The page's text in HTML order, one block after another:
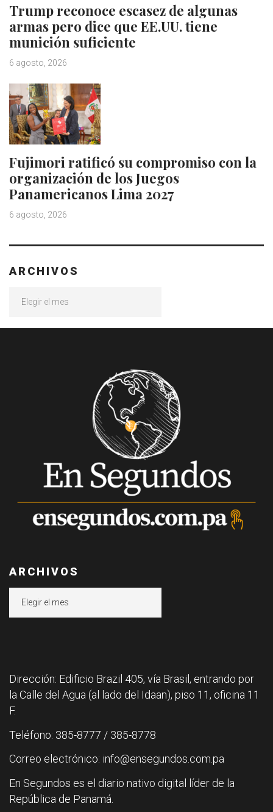
Trump reconoce escasez de algunas
armas pero dice que EE.UU. tiene
munición suficiente
6 agosto, 2026
Fujimori ratificó su compromiso con la
organización de los Juegos
Panamericanos Lima 2027
6 agosto, 2026
ARCHIVOS
ARCHIVOS
Dirección: Edificio Brazil 405, vía Brasil, entrando por
la Calle del Agua (al lado del Idaan), piso 11, oficina 11
F.
Teléfono: 385-8777 / 385-8778
Correo electrónico: info@ensegundos.com.pa
En Segundos es el diario nativo digital líder de la
República de Panamá.